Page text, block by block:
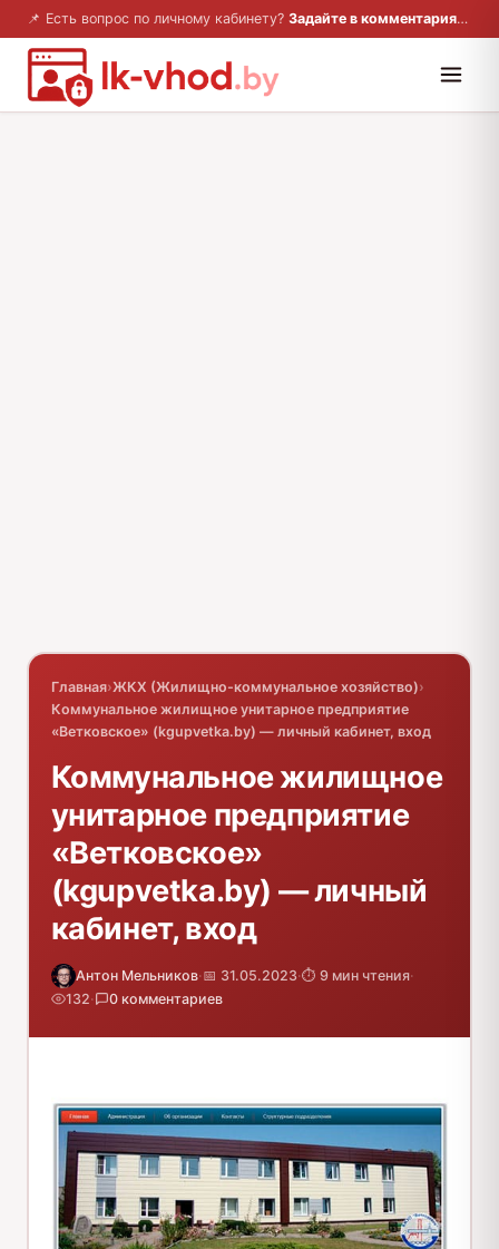
📌 Есть вопрос по личному кабинету? Задайте в комментариях — ответим!
Главная›ЖКХ (Жилищно-коммунальное хозяйство)›
Коммунальное жилищное унитарное предприятие
«Ветковское» (kgupvetka.by) — личный кабинет, вход
Коммунальное жилищное
унитарное предприятие
«Ветковское»
(kgupvetka.by) — личный
кабинет, вход
Антон Мельников·📅 31.05.2023·⏱️ 9 мин чтения·
132· 0 комментариев